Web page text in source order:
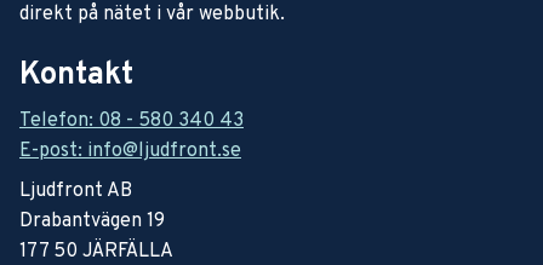
direkt på nätet i vår webbutik.
Kontakt
Telefon: 08 - 580 340 43
E-post: info@ljudfront.se
Ljudfront AB
Drabantvägen 19
177 50 JÄRFÄLLA